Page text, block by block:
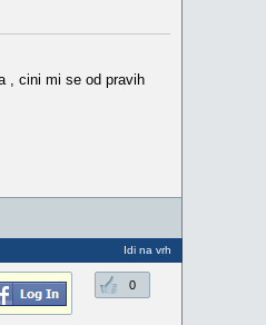
, cini mi se od pravih
Idi na vrh
0